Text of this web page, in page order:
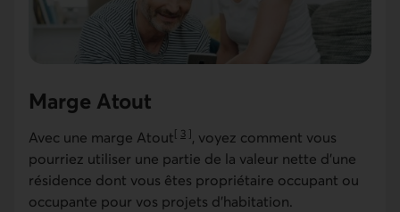
Marge Atout
Avec une marge Atout[ 3 ]
Aller à la note
, voyez comment vous
pourriez utiliser une partie de la valeur nette d’une
résidence dont vous êtes propriétaire occupant ou
occupante pour vos projets d’habitation.